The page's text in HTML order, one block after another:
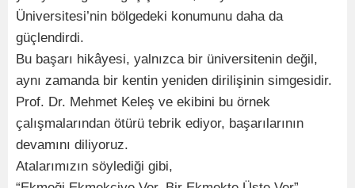
Üniversitesi’nin bölgedeki konumunu daha da
güçlendirdi.
Bu başarı hikâyesi, yalnızca bir üniversitenin değil,
aynı zamanda bir kentin yeniden dirilişinin simgesidir.
Prof. Dr. Mehmet Keleş ve ekibini bu örnek
çalışmalarından ötürü tebrik ediyor, başarılarının
devamını diliyoruz.
Atalarımızın söylediği gibi,